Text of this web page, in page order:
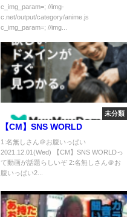
c_img_param=; //img-
c.net/output/category/anime.js
c_img_param=; //img...
未分類
【CM】SNS WORLD
1:名無しさん＠お腹いっぱい
2021.12.01(Wed) 【CM】SNS WORLDっ
て動画が話題らしいぞ 2:名無しさん＠お
腹いっぱい2...